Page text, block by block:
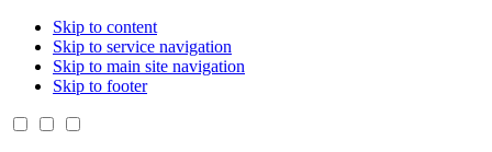
Skip to content
Skip to service navigation
Skip to main site navigation
Skip to footer